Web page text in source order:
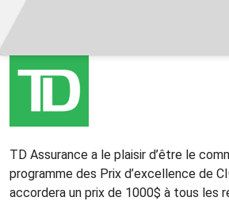
TD Assurance a le plaisir d’être le
programme des Prix d’excellence de
accordera un prix de 1000$ à tous les